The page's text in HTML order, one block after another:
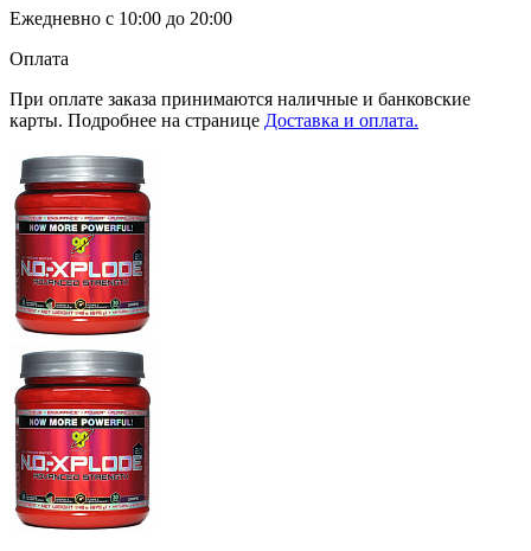
Ежедневно с 10:00 до 20:00
Оплата
При оплате заказа принимаются наличные и банковские
карты. Подробнее на странице Доставка и оплата.